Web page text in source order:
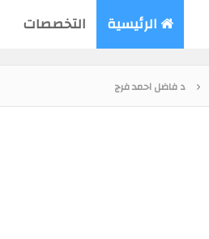
الرئيسية التخصصات
د فاضل احمد فرج